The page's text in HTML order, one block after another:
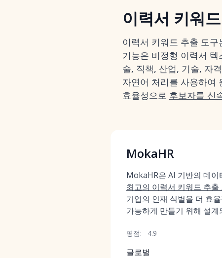
이력서 키워
이력서 키워드 추출 도
기능은 비정형 이력서
술, 직책, 산업, 기술, 자
자연어 처리를 사용하여
효율성으로 후보자를 신
MokaHR
MokaHR은 AI 기반의 데
최고의 이력서 키워드 추출
기업의 인재 식별을 더 효
가능하게 만들기 위해 설계
평점: 4.9
글로벌